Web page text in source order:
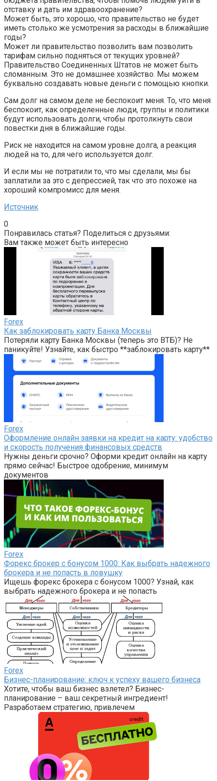
отставку и дать им здравоохранение?
Может быть, это хорошо, что правительство не будет
иметь столько же усмотрения за расходы в ближайшие
годы?
Может ли правительство позволить вам позволить
тарифам сильно подняться от текущих уровней?
Правительство Соединенных Штатов не может быть
сломанным. Это не домашнее хозяйство. Мы можем
буквально создавать новые деньги с помощью кнопки.
Сам долг на самом деле не беспокоит меня. То, что меня
беспокоит, как определенные люди, группы и политики
будут использовать долги, чтобы протолкнуть свои
повестки дня в ближайшие годы.
Риск не находится на самом уровне долга, а реакция
людей на то, для чего используется долг.
И если мы не потратили то, что мы сделали, мы бы
заплатили за это с депрессией, так что это похоже на
хороший компромисс для меня.
Источник
0
Понравилась статья? Поделиться с друзьями:
Вам также может быть интересно
Forex
Как заблокировать карту Банка Москвы
Потеряли карту Банка Москвы (теперь это ВТБ)? Не
паникуйте! Узнайте, как быстро **заблокировать карту**
Forex
Оформление онлайн заявки на кредит на карту: удобство
и скорость получения финансовых средств
Нужны деньги срочно? Оформи кредит онлайн на карту
прямо сейчас! Быстрое одобрение, минимум
документов
Forex
Форекс брокер с бонусом 1000: Как выбрать надежного
брокера и не попасть в ловушку
Ищешь форекс брокера с бонусом 1000? Узнай, как
выбрать надежного брокера и не попасть
Forex
Бизнес-планирование: ключ к успеху вашего бизнеса
Хотите, чтобы ваш бизнес взлетел? Бизнес-
планирование – ваш секретный ингредиент!
Разработаем стратегию, привлечем